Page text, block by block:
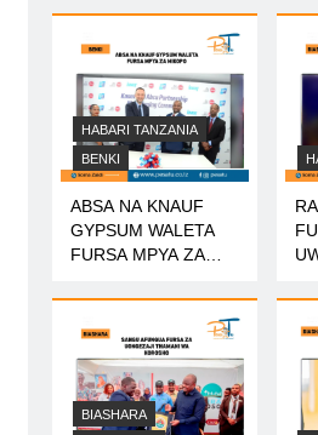
HABARI TANZANIA
BENKI
ABSA NA KNAUF
GYPSUM WALETA
FURSA MPYA ZA
BIASHARA